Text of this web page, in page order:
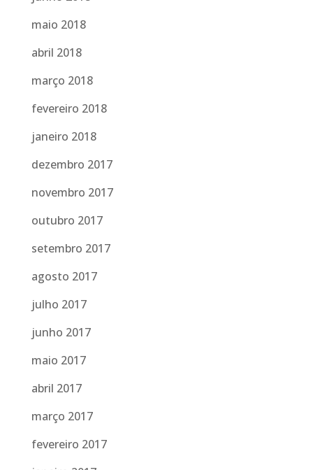
maio 2018
abril 2018
março 2018
fevereiro 2018
janeiro 2018
dezembro 2017
novembro 2017
outubro 2017
setembro 2017
agosto 2017
julho 2017
junho 2017
maio 2017
abril 2017
março 2017
fevereiro 2017